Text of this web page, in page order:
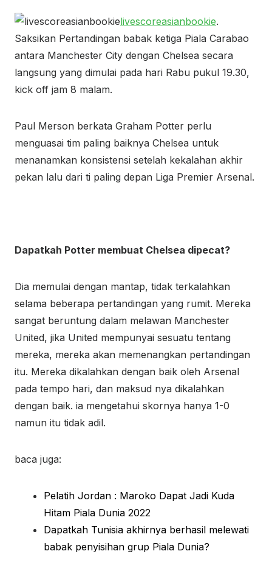
livescoreasianbookie.
Saksikan Pertandingan babak ketiga Piala Carabao
antara Manchester City dengan Chelsea secara
langsung yang dimulai pada hari Rabu pukul 19.30,
kick off jam 8 malam.
Paul Merson berkata Graham Potter perlu
menguasai tim paling baiknya Chelsea untuk
menanamkan konsistensi setelah kekalahan akhir
pekan lalu dari ti paling depan Liga Premier Arsenal.
Dapatkah Potter membuat Chelsea dipecat?
Dia memulai dengan mantap, tidak terkalahkan
selama beberapa pertandingan yang rumit. Mereka
sangat beruntung dalam melawan Manchester
United, jika United mempunyai sesuatu tentang
mereka, mereka akan memenangkan pertandingan
itu. Mereka dikalahkan dengan baik oleh Arsenal
pada tempo hari, dan maksud nya dikalahkan
dengan baik. ia mengetahui skornya hanya 1-0
namun itu tidak adil.
baca juga:
Pelatih Jordan : Maroko Dapat Jadi Kuda
Hitam Piala Dunia 2022
Dapatkah Tunisia akhirnya berhasil melewati
babak penyisihan grup Piala Dunia?